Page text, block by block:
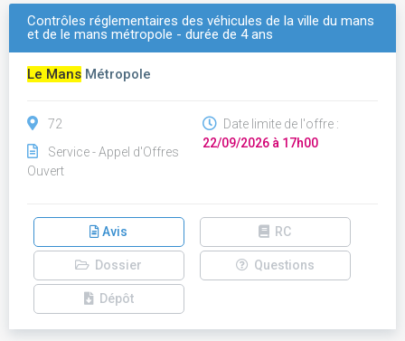
Contrôles réglementaires des véhicules de la ville du mans
et de le mans métropole - durée de 4 ans
Le Mans Métropole
72
Service - Appel d'Offres
Ouvert
Date limite de l'offre :
22/09/2026 à 17h00
Avis RC
Dossier Questions
Dépôt